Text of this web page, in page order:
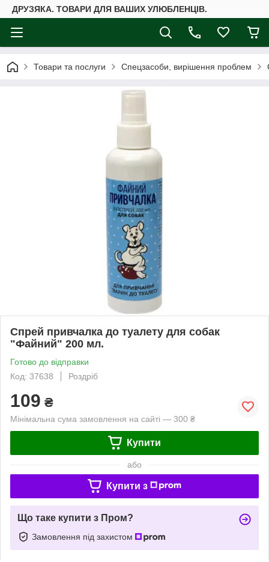
ДРУЗЯКА. ТОВАРИ ДЛЯ ВАШИХ УЛЮБЛЕНЦІВ.
Товари та послуги Спецзасоби, вирішення проблем
Спрей привчалка до туалету для собак
"Файний" 200 мл.
Готово до відправки
Код: 37638
Роздріб
109 ₴
Мінімальна сума замовлення на сайті — 300 ₴
Купити
або
Купити з
Що таке купити з Пром?
Замовлення під захистом